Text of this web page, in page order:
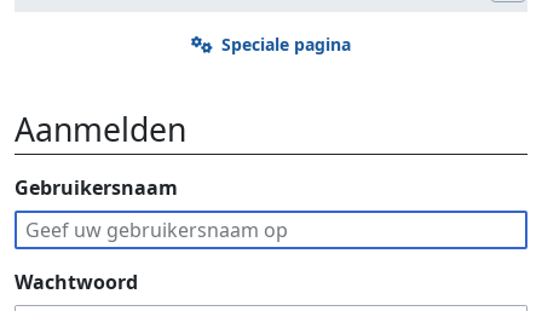
Speciale pagina
Aanmelden
Ga naar:navigatie,
Gebruikersnaam
Wachtwoord